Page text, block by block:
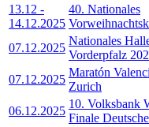
13.12 -
14.12.2025
40. Nationales
07.12.2025
Nationales
Vorderpfalz
07.12.2025
Maratón
Zurich
06.12.2025
10. Volksbank
Finale